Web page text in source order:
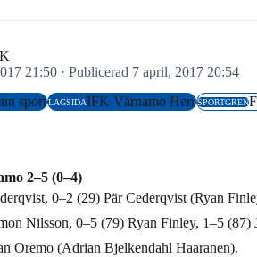
21:50 · Publicerad 7 april, 2017 20:54
sportLAGSIDAIFK Värnamo HerrSPORTGREN
2–5 (0–4)
0–2 (29) Pär Cederqvist (Ryan
Nilsson, 0–5 (79) Ryan Finley, 1–5 (87)
Oremo (Adrian Bjelkendahl Haaranen).